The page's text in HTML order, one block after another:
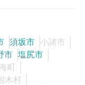
須坂市 小諸市
市 塩尻市
町
木村